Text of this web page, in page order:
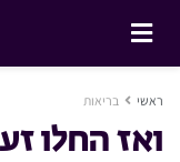
ראשי בריאות
ואז החלו